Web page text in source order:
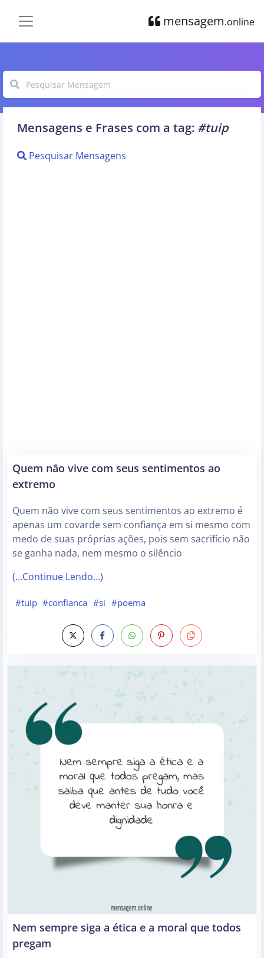
mensagem.online
Mensagens e Frases com a tag: #tuip
Pesquisar Mensagens
Quem não vive com seus sentimentos ao
extremo
Quem não vive com seus sentimentos ao extremo é
apenas um covarde sem confiança em si mesmo com
medo de suas próprias ações, pois sem sacrifício não
se ganha nada, nem mesmo o silêncio
(…Continue Lendo…)
#tuip #confianca #si #poema
Nem sempre siga a ética e a moral que todos
pregam